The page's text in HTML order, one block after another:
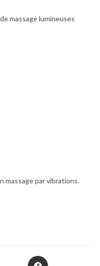
massage lumineuses
massage par vibrations.
Opens